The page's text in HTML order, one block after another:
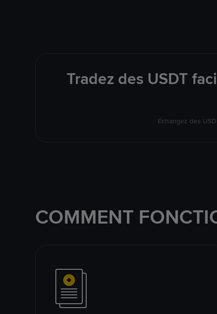
Tradez des USDT
Échangez des
COMMENT